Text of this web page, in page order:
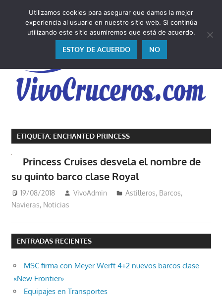
contenido
cruceros
como
los
vivo,
los
ETIQUETA: ENCHANTED PRINCESS
Princess Cruises desvela el nombre de
su quinto barco clase Royal
19/08/2018 VivoAdmin Astilleros, Barcos,
Navieras, Noticias
ENTRADAS RECIENTES
MSC firma con Meyer Werft 4+2 nuevos barcos clase
«New Frontier»
Equipajes en Transportes
Utilizamos cookies para asegurar que damos la mejor
experiencia al usuario en nuestro sitio web. Si continúa
utilizando este sitio asumiremos que está de acuerdo.
ESTOY DE ACUERDO NO